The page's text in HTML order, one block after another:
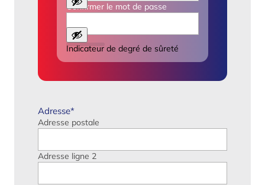
Confirmer le mot de passe
Indicateur de degré de sûreté
Adresse*
Adresse postale
Adresse ligne 2